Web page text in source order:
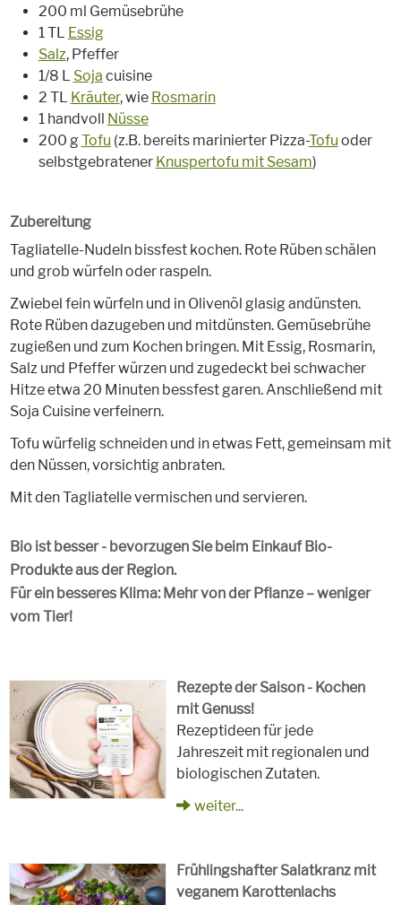
200 ml Gemüsebrühe
1 TL Essig
Salz, Pfeffer
1/8 L Soja cuisine
2 TL Kräuter, wie Rosmarin
1 handvoll Nüsse
200 gTofu (z.B. bereits marinierter Pizza-Tofu oder
selbstgebratener Knuspertofu mit Sesam)
Zubereitung
Tagliatelle-Nudeln bissfest kochen. Rote Rüben schälen
und grob würfeln oder raspeln.
Zwiebel fein würfeln und in Olivenöl glasig andünsten.
Rote Rüben dazugeben und mitdünsten. Gemüsebrühe
zugießen und zum Kochen bringen. Mit Essig, Rosmarin,
Salz und Pfeffer würzen und zugedeckt bei schwacher
Hitze etwa 20 Minuten bessfest garen. Anschließend mit
Soja Cuisine verfeinern.
Tofu würfelig schneiden und in etwas Fett, gemeinsam mit
den Nüssen, vorsichtig anbraten.
Mit den Tagliatelle vermischen und servieren.
Bio ist besser - bevorzugen Sie beim Einkauf Bio-
Produkte aus der Region.
Für ein besseres Klima: Mehr von der Pflanze – weniger
vom Tier!
Rezepte der Saison - Kochen
mit Genuss!
Rezeptideen für jede
Jahreszeit mit regionalen und
biologischen Zutaten.
weiter...
Frühlingshafter Salatkranz mit
veganem Karottenlachs